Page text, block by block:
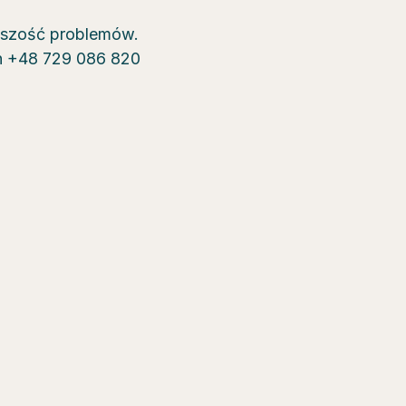
problemów.
+48 729 086 820